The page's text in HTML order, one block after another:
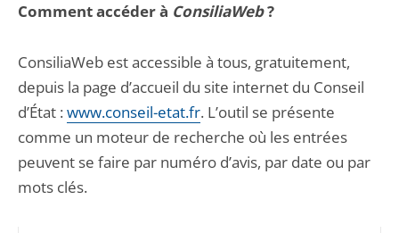
Comment accéder à ConsiliaWeb?
ConsiliaWeb est accessible à tous, gratuitement,
depuis la page d’accueil du site internet du Conseil
d’État : www.conseil-etat.fr. L’outil se présente
comme un moteur de recherche où les entrées
peuvent se faire par numéro d’avis, par date ou par
mots clés.